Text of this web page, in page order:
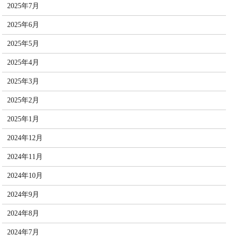
2025年7月
2025年6月
2025年5月
2025年4月
2025年3月
2025年2月
2025年1月
2024年12月
2024年11月
2024年10月
2024年9月
2024年8月
2024年7月